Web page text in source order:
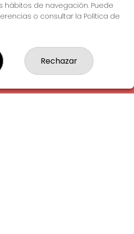
LA SORT
hábitos de navegación. Puede
o consultar la Política de
Rechazar